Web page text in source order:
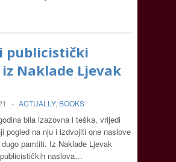
publicistički
Naklade Ljevak
- ACTUALLY, BOOKS
bila izazovna i teška, vrijedi
pogled na nju i izdvojiti one naslove
pamtiti. Iz Naklade Ljevak
naslova…